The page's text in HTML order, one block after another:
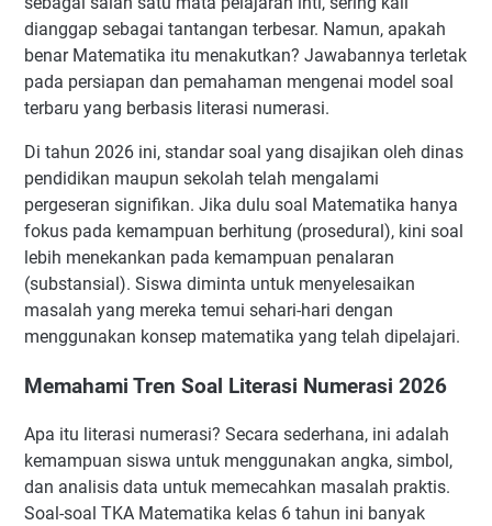
dianggap sebagai tantangan terbesar. Namun, apakah
benar Matematika itu menakutkan? Jawabannya terletak
pada persiapan dan pemahaman mengenai model soal
terbaru yang berbasis literasi numerasi.
Di tahun 2026 ini, standar soal yang disajikan oleh dinas
pendidikan maupun sekolah telah mengalami
pergeseran signifikan. Jika dulu soal Matematika hanya
fokus pada kemampuan berhitung (prosedural), kini soal
lebih menekankan pada kemampuan penalaran
(substansial). Siswa diminta untuk menyelesaikan
masalah yang mereka temui sehari-hari dengan
menggunakan konsep matematika yang telah dipelajari.
Memahami Tren Soal Literasi Numerasi 2026
Apa itu literasi numerasi? Secara sederhana, ini adalah
kemampuan siswa untuk menggunakan angka, simbol,
dan analisis data untuk memecahkan masalah praktis.
Soal-soal TKA Matematika kelas 6 tahun ini banyak